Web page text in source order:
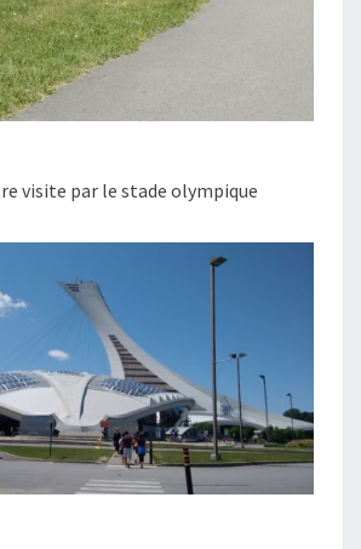
visite par le stade olympique